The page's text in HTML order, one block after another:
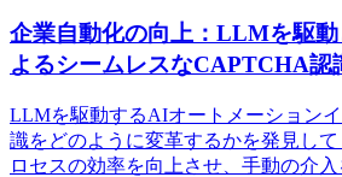
企業自動化の向上：LLMを駆
よるシームレスなCAPTCHA認
LLMを駆動するAIオートメーション
識をどのように変革するかを発見し
ロセスの効率を向上させ、手動の介